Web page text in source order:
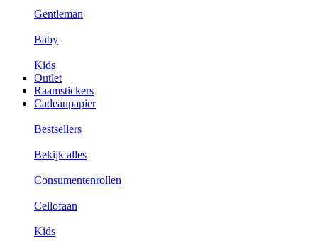
Gentleman
Baby
Kids
Outlet
Raamstickers
Cadeaupapier
Bestsellers
Bekijk alles
Consumentenrollen
Cellofaan
Kids